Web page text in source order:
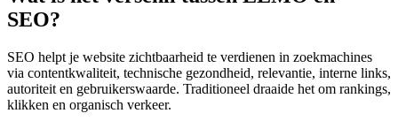
SEO?
SEO helpt je website zichtbaarheid te verdienen in zoekmachines
via contentkwaliteit, technische gezondheid, relevantie, interne links,
autoriteit en gebruikerswaarde. Traditioneel draaide het om rankings,
klikken en organisch verkeer.